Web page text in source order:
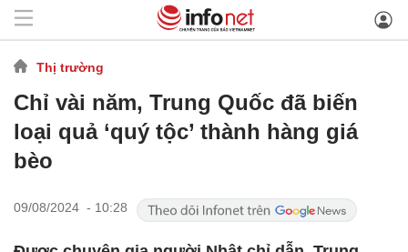
Thị trường
Chỉ vài năm, Trung Quốc đã biến
loại quả ‘quý tộc’ thành hàng giá
bèo
09/08/2024 - 10:28